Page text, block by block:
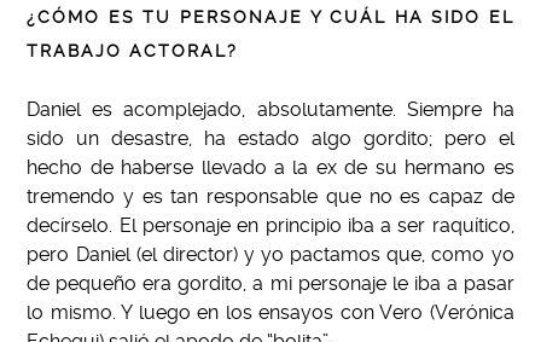
¿CÓMO ES TU PERSONAJE Y CUÁL HA SIDO EL
TRABAJO ACTORAL?
Daniel es acomplejado, absolutamente. Siempre ha
sido un desastre, ha estado algo gordito; pero el
hecho de haberse llevado a la ex de su hermano es
tremendo y es tan responsable que no es capaz de
decírselo. El personaje en principio iba a ser raquítico,
pero Daniel (el director) y yo pactamos que, como yo
de pequeño era gordito, a mi personaje le iba a pasar
lo mismo. Y luego en los ensayos con Vero (Verónica